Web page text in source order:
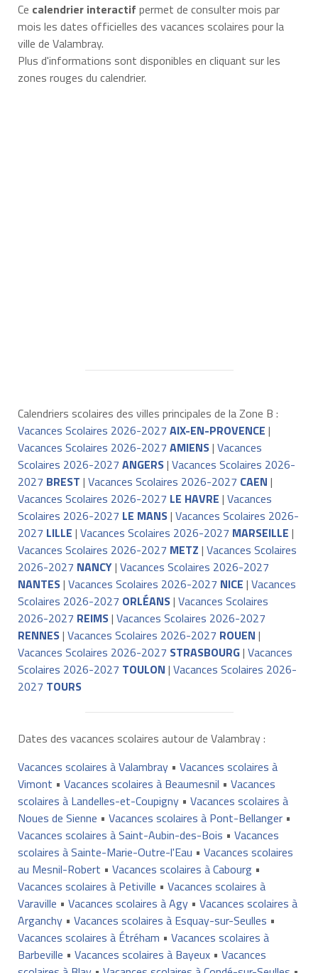
Ce calendrier interactif permet de consulter mois par
mois les dates officielles des vacances scolaires pour la
ville de Valambray.
Plus d'informations sont disponibles en cliquant sur les
zones rouges du calendrier.
Calendriers scolaires des villes principales de la Zone B :
Vacances Scolaires 2026-2027 AIX-EN-PROVENCE |
Vacances Scolaires 2026-2027 AMIENS| Vacances
Scolaires 2026-2027 ANGERS| Vacances Scolaires 2026-
2027 BREST | Vacances Scolaires 2026-2027 CAEN |
Vacances Scolaires 2026-2027 LE HAVRE | Vacances
Scolaires 2026-2027 LE MANS| Vacances Scolaires 2026-
2027 LILLE | Vacances Scolaires 2026-2027 MARSEILLE |
Vacances Scolaires 2026-2027 METZ | Vacances Scolaires
2026-2027 NANCY| Vacances Scolaires 2026-2027
NANTES| Vacances Scolaires 2026-2027 NICE | Vacances
Scolaires 2026-2027 ORLÉANS| Vacances Scolaires
2026-2027 REIMS| Vacances Scolaires 2026-2027
RENNES| Vacances Scolaires 2026-2027 ROUEN |
Vacances Scolaires 2026-2027 STRASBOURG| Vacances
Scolaires 2026-2027 TOULON | Vacances Scolaires 2026-
2027 TOURS
Dates des vacances scolaires autour de Valambray :
Vacances scolaires à Valambray• Vacances scolaires à
Vimont • Vacances scolaires à Beaumesnil • Vacances
scolaires à Landelles-et-Coupigny• Vacances scolaires à
Noues de Sienne • Vacances scolaires à Pont-Bellanger•
Vacances scolaires à Saint-Aubin-des-Bois • Vacances
scolaires à Sainte-Marie-Outre-l'Eau • Vacances scolaires
au Mesnil-Robert • Vacances scolaires à Cabourg•
Vacances scolaires à Petiville • Vacances scolaires à
Varaville • Vacances scolaires à Agy• Vacances scolaires à
Arganchy• Vacances scolaires à Esquay-sur-Seulles •
Vacances scolaires à Étréham • Vacances scolaires à
Barbeville • Vacances scolaires à Bayeux• Vacances